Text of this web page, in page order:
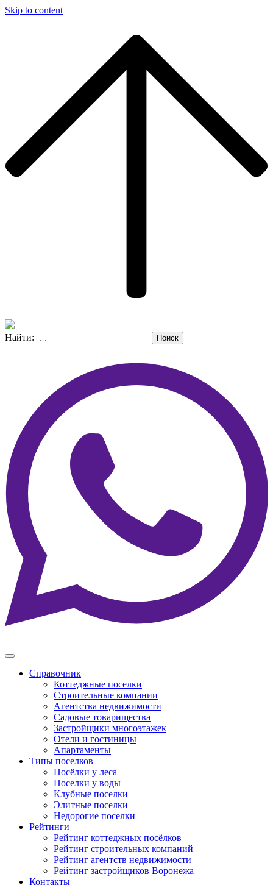
Skip to content
Найти: Поиск
Справочник
Коттеджные поселки
Строительные компании
Агентства недвижимости
Садовые товарищества
Застройщики многоэтажек
Отели и гостиницы
Апартаменты
Типы поселков
Посёлки у леса
Поселки у воды
Клубные поселки
Элитные поселки
Недорогие поселки
Рейтинги
Рейтинг коттеджных посёлков
Рейтинг строительных компаний
Рейтинг агентств недвижимости
Рейтинг застройщиков Воронежа
Контакты